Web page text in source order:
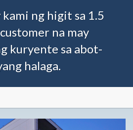
ng higit sa 1.5
na may
kuryente sa abot-
halaga.